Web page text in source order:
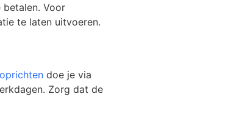
Voor
te laten uitvoeren.
doe je via
Zorg dat de